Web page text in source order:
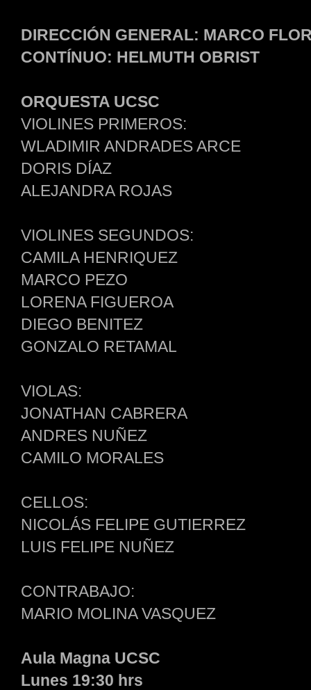
DIRECCIÓN GENERAL: MARCO
CONTÍNUO: HELMUTH OBRIST
ORQUESTA UCSC
VIOLINES PRIMEROS:
WLADIMIR ANDRADES ARCE
DORIS DÍAZ
ALEJANDRA ROJAS
VIOLINES SEGUNDOS:
CAMILA HENRIQUEZ
MARCO PEZO
LORENA FIGUEROA
DIEGO BENITEZ
GONZALO RETAMAL
VIOLAS:
JONATHAN CABRERA
ANDRES NUÑEZ
CAMILO MORALES
CELLOS:
NICOLÁS FELIPE GUTIERREZ
LUIS FELIPE NUÑEZ
CONTRABAJO:
MARIO MOLINA VASQUEZ
Aula Magna UCSC
Lunes 19:30 hrs